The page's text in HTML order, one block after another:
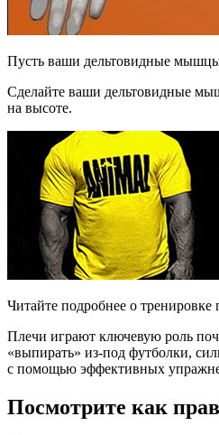
Пусть ваши дельтовидные мышцы
Сделайте ваши дельтовидные
на высоте.
Читайте подробнее о тренировке
Плечи играют ключевую роль
«выпирать» из-под футболки,
с помощью эффективных
Посмотрите как